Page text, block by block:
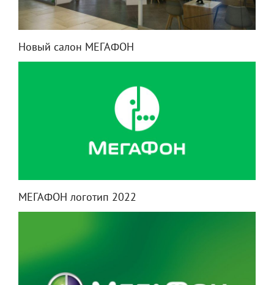
Новый салон МЕГАФОН
МЕГАФОН логотип 2022